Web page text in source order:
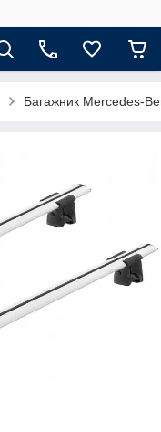
Багажник Mercedes-